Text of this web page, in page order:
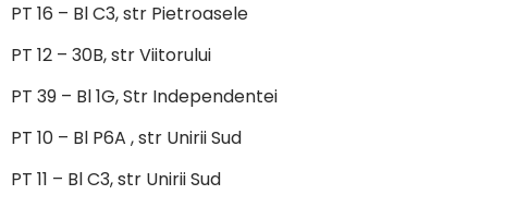
PT 16 – Bl C3, str Pietroasele
PT 12 – 30B, str Viitorului
PT 39 – Bl 1G, Str Independentei
PT 10 – Bl P6A , str Unirii Sud
PT 11 – Bl C3, str Unirii Sud